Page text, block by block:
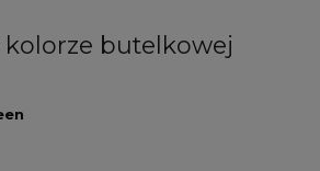
butelkowej